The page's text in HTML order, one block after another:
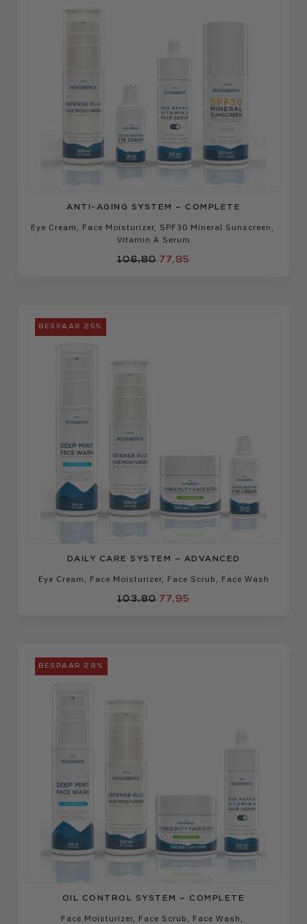
ANTI-AGING SYSTEM – COMPLETE
106,80 77,95
Eye Cream Face Moisturizer, SPF30 Mineral Sunscreen
Vitamin A Serum
BESPAAR 25%
DAILY CARE SYSTEM – ADVANCED
103,80 77,95
Eye Cream Face Moisturizer, Face Scrub Face Wash
BESPAAR 28%
OIL CONTROL SYSTEM – COMPLETE
Face Moisturizer Face Scrub Face Wash